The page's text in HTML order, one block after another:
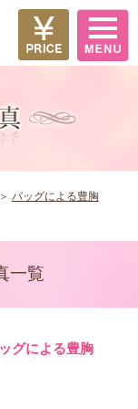
バッグによる豊胸
一覧
グによる豊胸